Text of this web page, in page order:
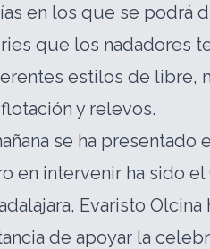
en los que se podrá
que los nadadores
estilos de libre,
y relevos.
se ha presentado
en intervenir ha sido
Evaristo
de apoyar la